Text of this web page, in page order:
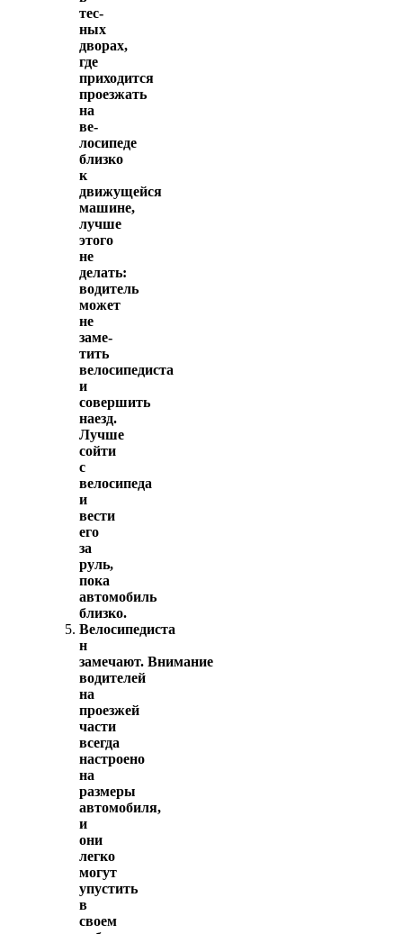
тес­
ных
дворах,
где
приходится
проезжать
на
ве­
лосипеде
близко
к
движущейся
машине,
лучше
этого
не
делать:
водитель
может
не
заме­
тить
велосипедиста
и
совершить
наезд.
Лучше
сойти
с
велосипеда
и
вести
его
за
руль,
пока
автомобиль
близко.
Велосипедиста
н
замечают. Внимание
водителей
на
проезжей
части
всегда
настроено
на
размеры
автомобиля,
и
они
легко
могут
упустить
в
своем